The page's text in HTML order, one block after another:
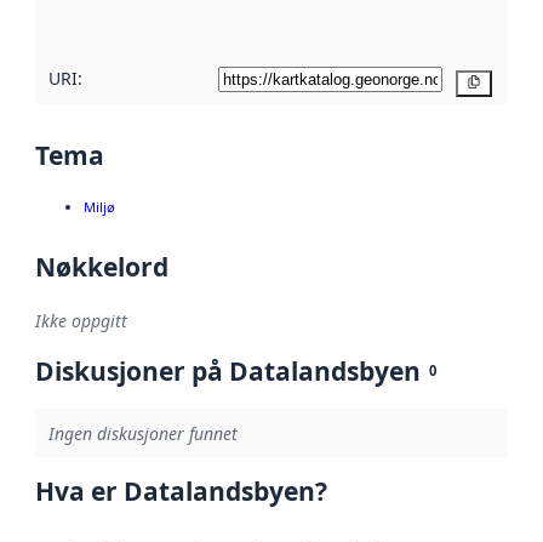
URI:
Tema
Miljø
Nøkkelord
Ikke oppgitt
Diskusjoner på Datalandsbyen 0
Ingen diskusjoner funnet
Hva er Datalandsbyen?